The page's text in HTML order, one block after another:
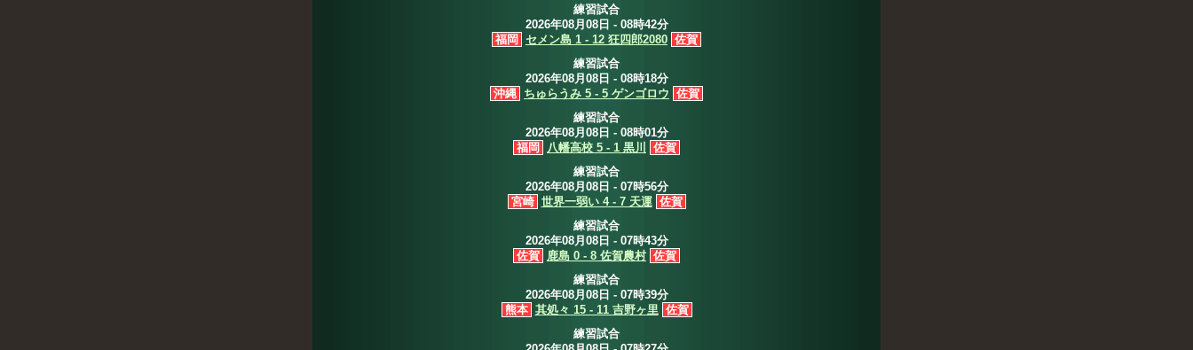
練習試合
2026年08月08日 - 08時42分
福岡
セメン島 1 - 12 狂四郎2080 佐賀
練習試合
2026年08月08日 - 08時18分
沖縄 ちゅらうみ 5 - 5 ゲンゴロウ 佐賀
練習試合
2026年08月08日 - 08時01分
福岡
八幡高校 5 - 1 黒川
佐賀
練習試合
2026年08月08日 - 07時56分
宮崎 世界一弱い 4 - 7 天運 佐賀
練習試合
2026年08月08日 - 07時43分
佐賀 鹿島 0 - 8 佐賀農村 佐賀
練習試合
2026年08月08日 - 07時39分
熊本 其処々 15 - 11 吉野ヶ里 佐賀
練習試合